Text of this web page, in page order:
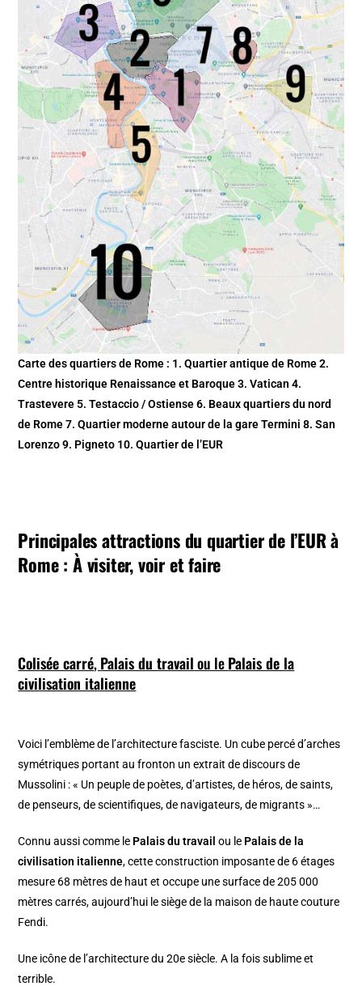
Carte des quartiers de Rome : 1. Quartier antique de Rome 2.
Centre historique Renaissance et Baroque 3. Vatican 4.
Trastevere 5. Testaccio / Ostiense 6. Beaux quartiers du nord
de Rome 7. Quartier moderne autour de la gare Termini 8. San
Lorenzo 9. Pigneto 10. Quartier de l’EUR
Principales attractions du quartier de l’EUR à
Rome : À visiter, voir et faire
Colisée carré,Palais du travailou lePalais de la
civilisation italienne
Voici l’emblème de l’architecture fasciste. Un cube percé d’arches
symétriques portant au fronton un extrait de discours de
Mussolini : « Un peuple de poètes, d’artistes, de héros, de saints,
de penseurs, de scientifiques, de navigateurs, de migrants »…
Connu aussi comme le Palais du travail ou le Palais de la
civilisation italienne, cette construction imposante de 6 étages
mesure 68 mètres de haut et occupe une surface de 205 000
mètres carrés, aujourd’hui le siège de la maison de haute couture
Fendi.
Une icône de l’architecture du 20e siècle. A la fois sublime et
terrible.